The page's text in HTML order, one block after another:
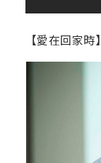
【愛在回家